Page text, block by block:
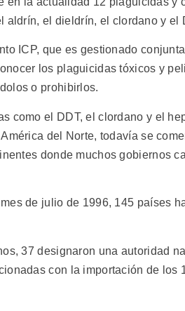
aldrín, el dieldrín, el clordano y el
ICP, que es gestionado
los plaguicidas tóxicos y
o prohibirlos.
como el DDT, el clordano y el
del Norte, todavía se
donde muchos gobiernos
de julio de 1996, 145 países
37 designaron una autoridad
con la importación de